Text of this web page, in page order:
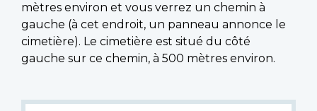
mètres environ et vous verrez un chemin à
gauche (à cet endroit, un panneau annonce le
cimetière). Le cimetière est situé du côté
gauche sur ce chemin, à 500 mètres environ.